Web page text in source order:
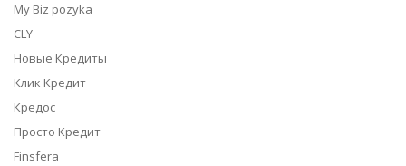
My Biz pozyka
CLY
Новые Кредиты
Клик Кредит
Кредос
Просто Кредит
Finsfera